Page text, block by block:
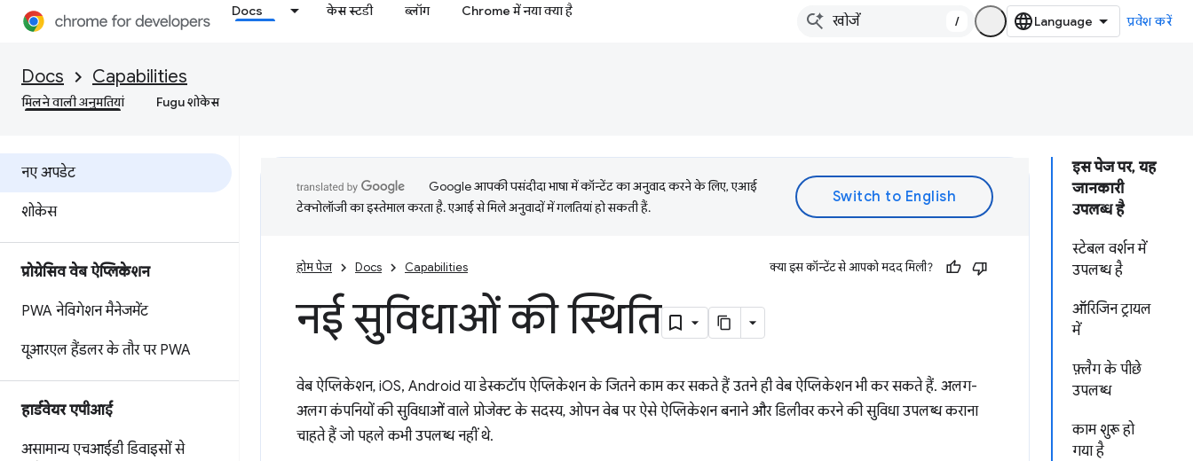
Docs केस स्टडी ब्लॉग Chrome में नया क्या है
/ प्रवेश करें
Docs Capabilities
मिलने वाली अनुमतियां Fugu शोकेस
नए अपडेट
शोकेस
प्रोग्रेसिव वेब ऐप्लिकेशन
PWA नेविगेशन मैनेजमेंट
यूआरएल हैंडलर के तौर पर PWA
हार्डवेयर एपीआई
असामान्य एचआईडी डिवाइसों से
इस पेज पर, यह
जानकारी
उपलब्ध है
स्टेबल वर्शन में
उपलब्ध है
ऑरिजिन ट्रायल
में
फ़्लैग के पीछे
उपलब्ध
काम शुरू हो
गया है
Google आपकी पसंदीदा भाषा में कॉन्टेंट का अनुवाद करने के लिए, एआई
टेक्नोलॉजी का इस्तेमाल करता है. एआई से मिले अनुवादों में गलतियां हो सकती हैं.
होम पेज Docs Capabilities क्या इस कॉन्टेंट से आपको मदद मिली?
नई सुविधाओं की स्थिति
वेब ऐप्लिकेशन, iOS, Android या डेस्कटॉप ऐप्लिकेशन के जितने काम कर सकते हैं उतने ही वेब ऐप्लिकेशन भी कर सकते हैं. अलग-
अलग कंपनियों की सुविधाओं वाले प्रोजेक्ट के सदस्य, ओपन वेब पर ऐसे ऐप्लिकेशन बनाने और डिलीवर करने की सुविधा उपलब्ध कराना
चाहते हैं जो पहले कभी उपलब्ध नहीं थे.